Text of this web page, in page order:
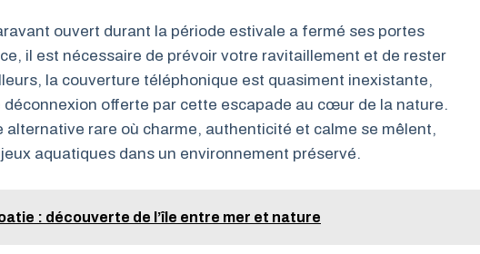
ouvert durant la période estivale a fermé ses portes
il est nécessaire de prévoir votre ravitaillement et de rester
la couverture téléphonique est quasiment inexistante,
offerte par cette escapade au cœur de la nature.
alternative rare où charme, authenticité et calme se mêlent,
aquatiques dans un environnement préservé.
: découverte de l’île entre mer et nature